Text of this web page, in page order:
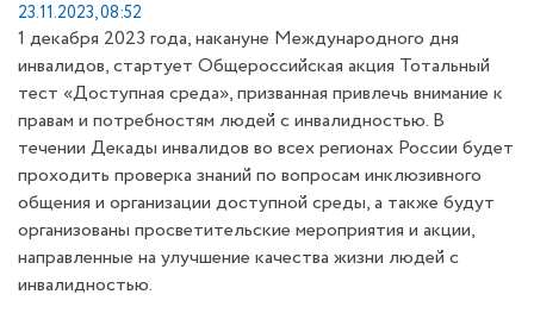
23.11.2023, 08:52
1 декабря 2023 года, накануне Международного дня
инвалидов, стартует Общероссийская акция Тотальный
тест «Доступная среда», призванная привлечь внимание к
правам и потребностям людей с инвалидностью. В
течении Декады инвалидов во всех регионах России будет
проходить проверка знаний по вопросам инклюзивного
общения и организации доступной среды, а также будут
организованы просветительские мероприятия и акции,
направленные на улучшение качества жизни людей с
инвалидностью.